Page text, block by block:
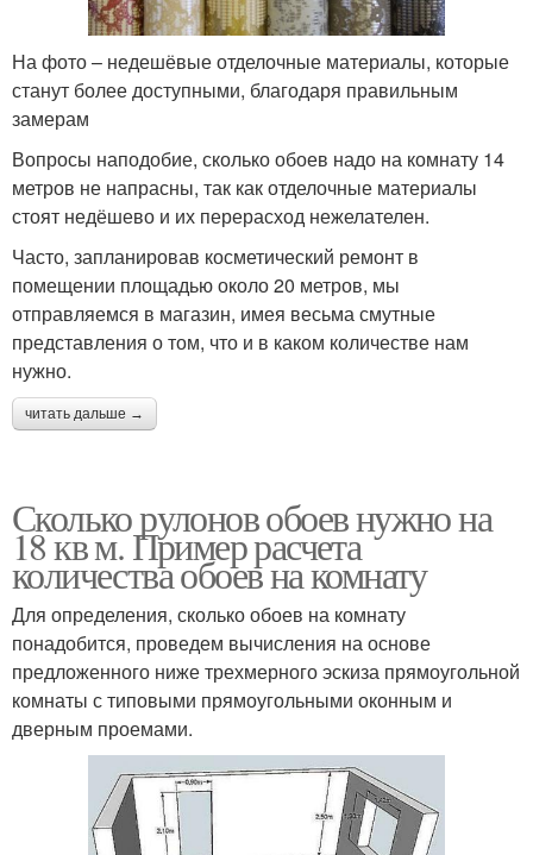
На фото – недешёвые отделочные материалы, которые
станут более доступными, благодаря правильным
замерам
Вопросы наподобие, сколько обоев надо на комнату 14
метров не напрасны, так как отделочные материалы
стоят недёшево и их перерасход нежелателен.
Часто, запланировав косметический ремонт в
помещении площадью около 20 метров, мы
отправляемся в магазин, имея весьма смутные
представления о том, что и в каком количестве нам
нужно.
читать дальше →
Сколько рулонов обоев нужно на
18 кв м. Пример расчета
количества обоев на комнату
Для определения, сколько обоев на комнату
понадобится, проведем вычисления на основе
предложенного ниже трехмерного эскиза прямоугольной
комнаты с типовыми прямоугольными оконным и
дверным проемами.